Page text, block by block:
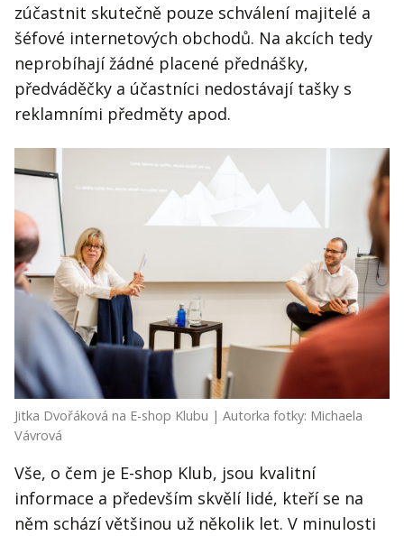
zúčastnit skutečně pouze schválení majitelé a
šéfové internetových obchodů. Na akcích tedy
neprobíhají žádné placené přednášky,
předváděčky a účastníci nedostávají tašky s
reklamními předměty apod.
Jitka Dvořáková na E-shop Klubu | Autorka fotky: Michaela
Vávrová
Vše, o čem je E-shop Klub, jsou kvalitní
informace a především skvělí lidé, kteří se na
něm schází většinou už několik let. V minulosti